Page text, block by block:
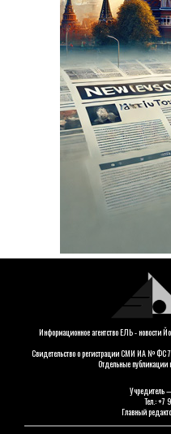
Информационное агентство ЕЛЬ - новости
Свидетельство о регистрации СМИ ИА № ФС
Отдельные публикации
Тел.:
Главный